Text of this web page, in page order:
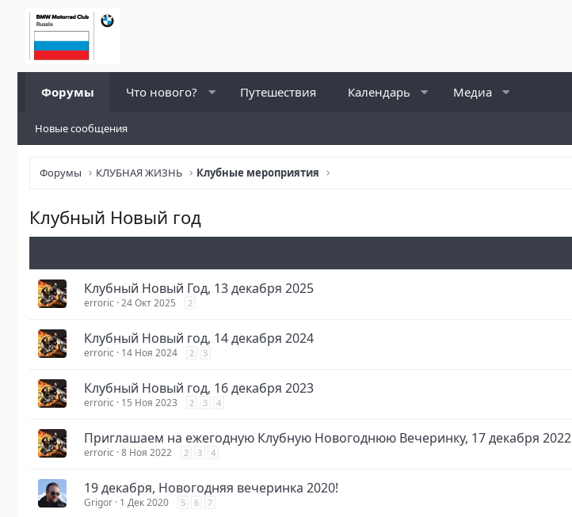
Форумы Что нового? Путешествия Календарь Медиа
Новые сообщения
Форумы КЛУБНАЯ ЖИЗНЬ Клубные мероприятия
Клубный Новый год
Клубный Новый Год, 13 декабря 2025
erroric 24 Окт 2025 2
Клубный Новый год, 14 декабря 2024
erroric 14 Ноя 2024 2 3
Клубный Новый год, 16 декабря 2023
erroric 15 Ноя 2023 2 3 4
Приглашаем на ежегодную Клубную Новогоднюю Вечеринку, 17 декабря 2022
erroric 8 Ноя 2022 2 3 4
19 декабря, Новогодняя вечеринка 2020!
Grigor 1 Дек 2020 5 6 7